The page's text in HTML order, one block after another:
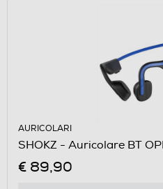
AURICOLARI
SHOKZ - Auricolare BT
€ 89,90